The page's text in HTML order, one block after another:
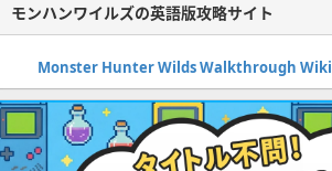
モンハンワイルズの英語版攻略サイト
Monster Hunter Wilds Walkthrough Wiki